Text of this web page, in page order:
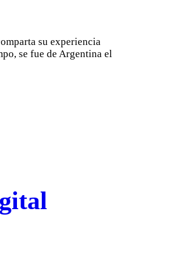
su experiencia
se fue de Argentina el